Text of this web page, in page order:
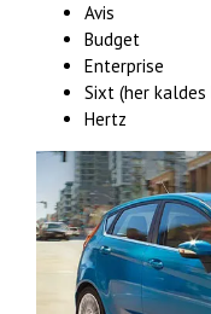
Avis
Budget
Enterprise
Sixt (her
Hertz